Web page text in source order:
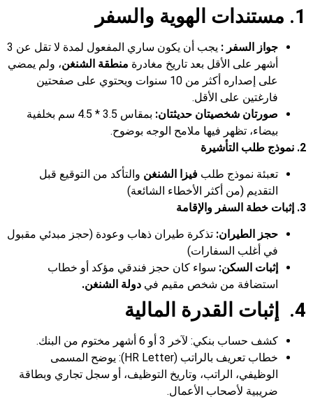
1. مستندات الهوية والسفر
جواز السفر :
يجب أن يكون ساري المفعول لمدة لا تقل عن 3
أشهر على الأقل بعد تاريخ مغادرة منطقة الشنغن، ولم يمضي
على إصداره أكثر من 10 سنوات ويحتوي على صفحتين
فارغتين على الأقل.
صورتان شخصيتان حديثتان:
بمقاس 3.5 * 4.5 سم بخلفية
بيضاء، تظهر فيها ملامح الوجه بوضوح.
2. نموذج طلب التأشيرة
تعبئة نموذج طلب فيزا الشنغن والتأكد من التوقيع قبل
التقديم (من أكثر الأخطاء الشائعة)
3. إثبات خطة السفر والإقامة
حجز الطيران: تذكرة طيران ذهاب وعودة (حجز مبدئي مقبول
في أغلب السفارات)
إثبات السكن: سواء كان حجز فندقي مؤكد أو خطاب
استضافة من شخص مقيم في دولة الشنغن.
4. إثبات القدرة المالية
كشف حساب بنكي: لآخر 3 أو 6 أشهر مختوم من البنك.
خطاب تعريف بالراتب (HR Letter): يوضح المسمى
الوظيفي، الراتب، وتاريخ التوظيف، أو سجل تجاري وبطاقة
ضريبية لأصحاب الأعمال.